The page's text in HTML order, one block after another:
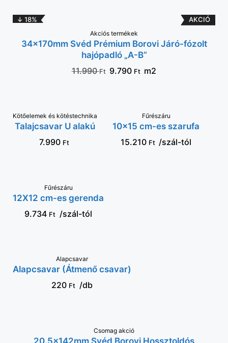
↓ 18%
KOSÁRBA
Akciós termékek
34×170mm Svéd Prémium Borovi Járó-fózolt
hajópadló „A-B”
11.990Ft 9.790 Ft m2
KOSÁRBA
Kötőelemek és kötéstechnika
Talajcsavar U alakú
7.990 Ft
VÁLASSZ OPCIÓT
Fűrészáru
10×15 cm-es szarufa
15.210 Ft /szál-tól
VÁLASSZ OPCIÓT
Fűrészáru
12X12 cm-es gerenda
9.734 Ft /szál-tól
VÁLASSZ OPCIÓT
Alapcsavar
Alapcsavar (Átmenő csavar)
220 Ft /db
KOSÁRBA
Csomag akció